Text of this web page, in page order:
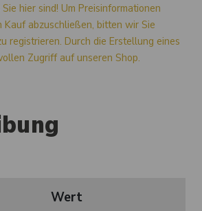
hier sind! Um Preisinformationen
Kauf abzuschließen, bitten wir Sie
registrieren. Durch die Erstellung eines
Zugriff auf unseren Shop.
Wert